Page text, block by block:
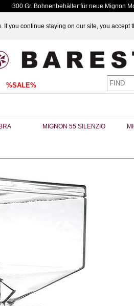
you continue staying on our site, you accept
300 Gr. Bohnenbehälter für neue Mignon
%SALE%
MIGNON 55 SILENZIO